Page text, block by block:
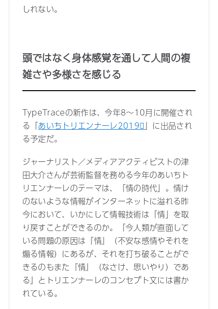
しれない。
頭ではなく身体感覚を通して人間の複
雑さや多様さを感じる
TypeTraceの新作は、今年8〜10月に開催され
る「あいちトリエンナーレ2019 」に出品され
る予定だ。
ジャーナリスト／メディアアクティビストの津
田大介さんが芸術監督を務める今年のあいちト
リエンナーレのテーマは、「情の時代」。情け
のないような情報がインターネットに溢れる昨
今において、いかにして情報技術は「情」を取
り戻すことができるのか。「今人類が直面して
いる問題の原因は『情』（不安な感情やそれを
煽る情報）にあるが、それを打ち破ることがで
きるのもまた『情』（なさけ、思いやり）であ
る」とトリエンナーレのコンセプト文には書か
れている。